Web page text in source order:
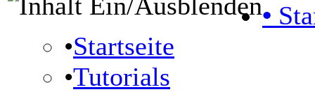
•
•Startseite
•Tutorials